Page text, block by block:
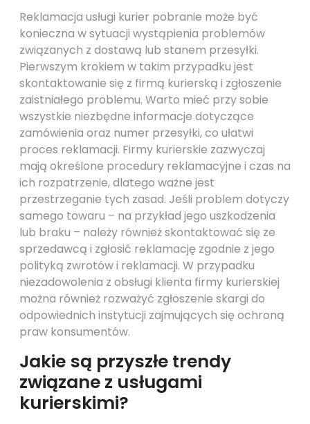
Reklamacja usługi kurier pobranie może być
konieczna w sytuacji wystąpienia problemów
związanych z dostawą lub stanem przesyłki.
Pierwszym krokiem w takim przypadku jest
skontaktowanie się z firmą kurierską i zgłoszenie
zaistniałego problemu. Warto mieć przy sobie
wszystkie niezbędne informacje dotyczące
zamówienia oraz numer przesyłki, co ułatwi
proces reklamacji. Firmy kurierskie zazwyczaj
mają określone procedury reklamacyjne i czas na
ich rozpatrzenie, dlatego ważne jest
przestrzeganie tych zasad. Jeśli problem dotyczy
samego towaru – na przykład jego uszkodzenia
lub braku – należy również skontaktować się ze
sprzedawcą i zgłosić reklamację zgodnie z jego
polityką zwrotów i reklamacji. W przypadku
niezadowolenia z obsługi klienta firmy kurierskiej
można również rozważyć zgłoszenie skargi do
odpowiednich instytucji zajmujących się ochroną
praw konsumentów.
Jakie są przyszłe trendy
związane z usługami
kurierskimi?